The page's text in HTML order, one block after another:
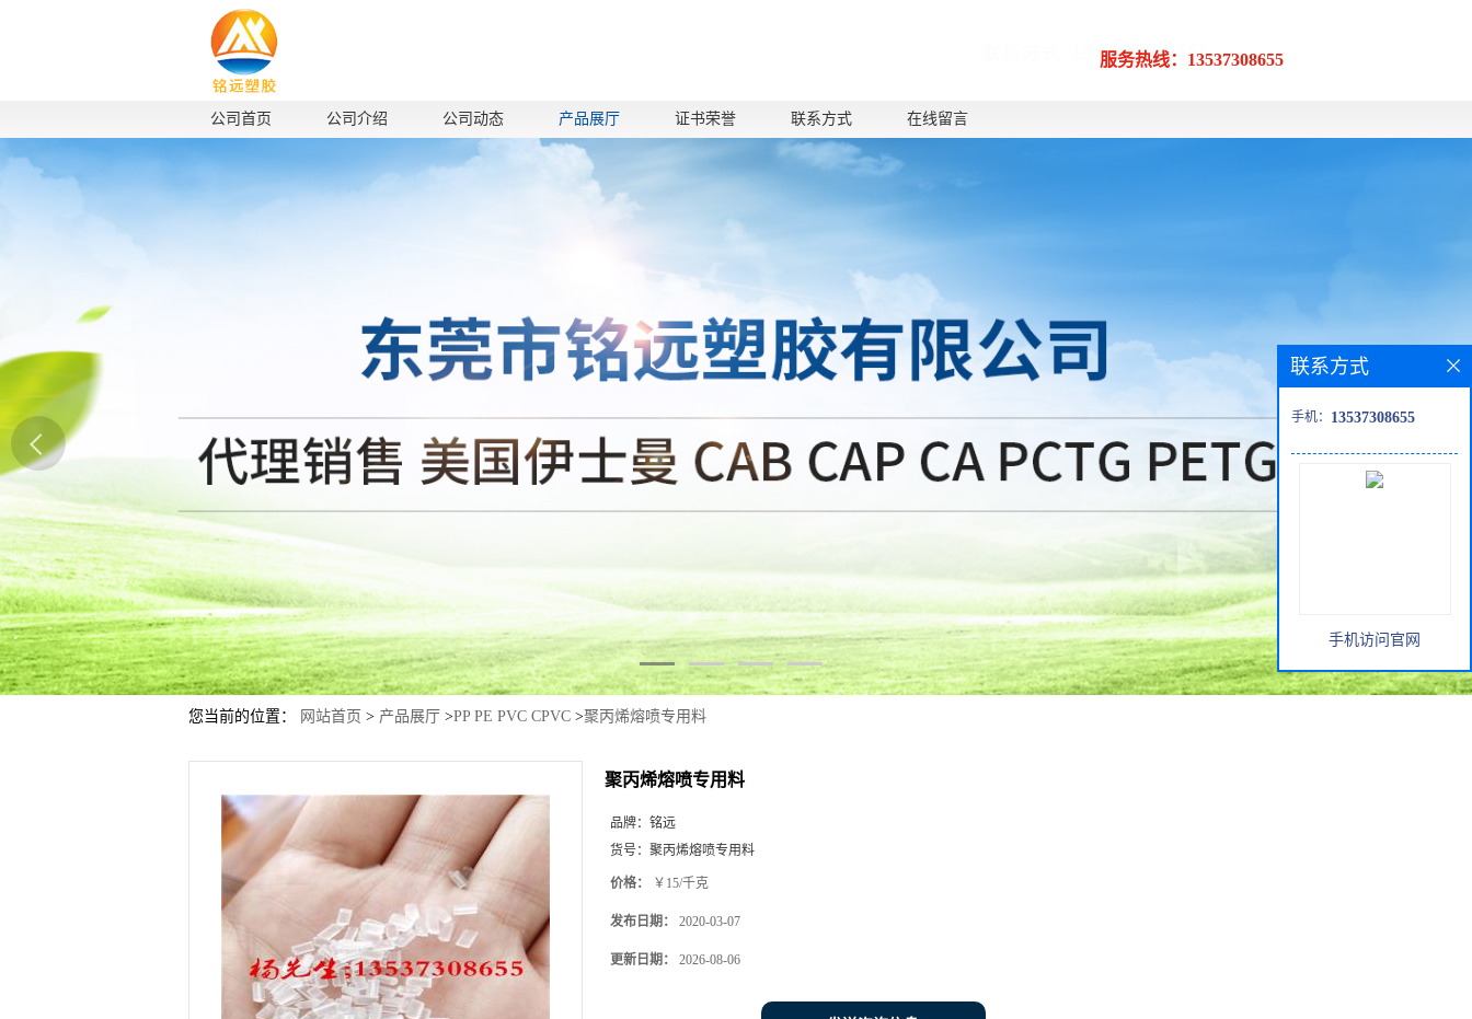
服务热线：13537308655
公司首页 公司介绍 公司动态 产品展厅 证书荣誉 联系方式 在线留言
您当前的位置： 网站首页 > 产品展厅 >PP PE PVC CPVC >聚丙烯熔喷专用料
聚丙烯熔喷专用料
品牌： 铭远
货号： 聚丙烯熔喷专用料
价格： ￥15/千克
发布日期： 2020-03-07
更新日期： 2026-08-06
联系方式
手机： 13537308655
手机访问官网